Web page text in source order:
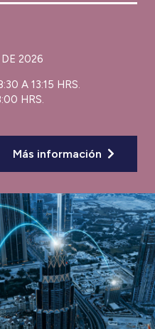
2026
A 13:15 HRS.
HRS.
Más información